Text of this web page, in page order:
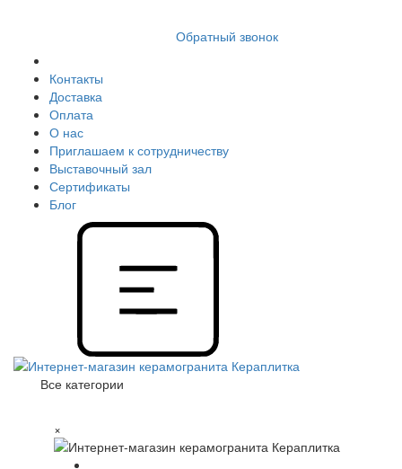
Обратный звонок
Контакты
Доставка
Оплата
О нас
Приглашаем к сотрудничеству
Выставочный зал
Сертификаты
Блог
Все категории
×